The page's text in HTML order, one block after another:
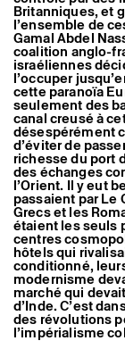
Expositions
Événements
Médiation
Publics
Les Nouveaux
Artistes
Résident·es
Artistes
Hors-les-murs
Ancien·nes
Britanniques, et
l’ensemble de
Gamal Abdel
coalition anglo-
israéliennes
l’occuper
cette paranoïa
seulement des
canal creusé à
désespérément
d’éviter de
richesse du port
des échanges
l’Orient. Il y eut
passaient par Le
Grecs et les
étaient les seuls
centres
hôtels qui
conditionné,
modernisme
marché qui
d’Inde. C’est
des révolutions
l’impérialisme